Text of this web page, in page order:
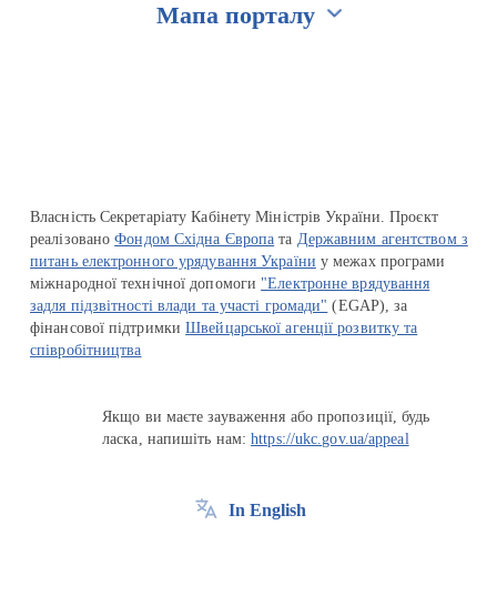
Мапа порталу
Власність Секретаріату Кабінету Міністрів України. Проєкт
реалізованоФондом Східна Європа та Державним агентством з
питань електронного урядування України у межах програми
міжнародної технічної допомоги "Електронне врядування
задля підзвітності влади та участі громади" (EGAP), за
фінансової підтримкиШвейцарської агенції розвитку та
співробітництва
Якщо ви маєте зауваження або пропозиції, будь
ласка, напишіть нам:https://ukc.gov.ua/appeal
In English